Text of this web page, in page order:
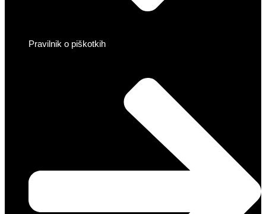
Pravilnik o piškotkih